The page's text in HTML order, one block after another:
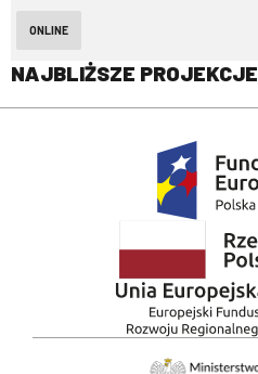
ONLINE
NAJBLIŻSZE PROJEKCJE